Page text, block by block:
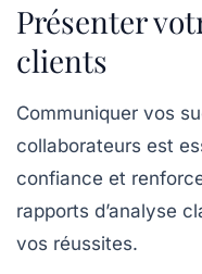
Présenter
clients
Communiquer vos
collaborateurs est
confiance et
rapports d’analyse
vos réussites.